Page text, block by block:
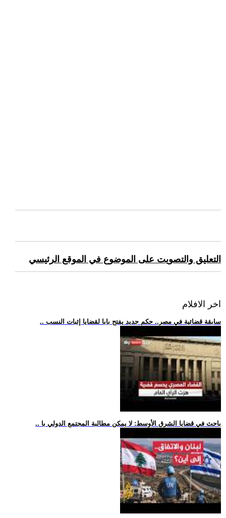
التعليق والتصويت على الموضوع في الموقع الرئيسي
اخر الافلام
.. سابقة قضائية في مصر.. حكم جديد يفتح بابا لقضايا إثبات النسب
.. باحث في قضايا الشرق الأوسط: لا يمكن مطالبة المجتمع الدولي با